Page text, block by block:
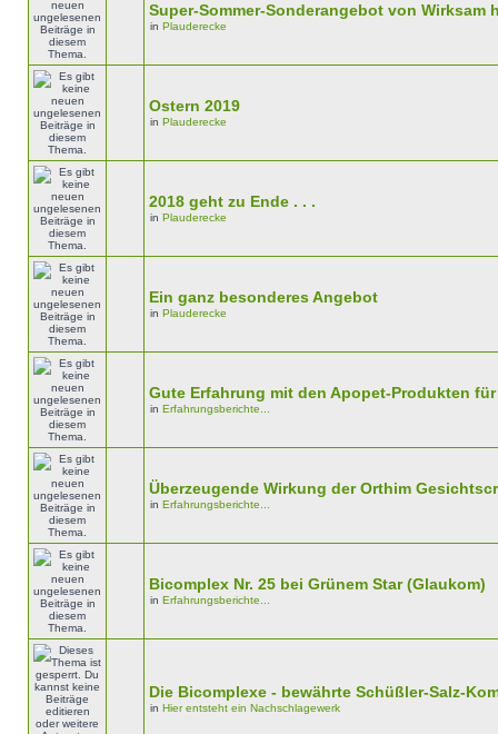
Super-Sommer-Sonderangebot von Wirksam
in Plauderecke
Ostern 2019
in Plauderecke
2018 geht zu Ende . . .
in Plauderecke
Ein ganz besonderes Angebot
in Plauderecke
Gute Erfahrung mit den Apopet-Produkten
in Erfahrungsberichte...
Überzeugende Wirkung der Orthim
in Erfahrungsberichte...
Bicomplex Nr. 25 bei Grünem Star (Glaukom)
in Erfahrungsberichte...
Die Bicomplexe - bewährte Schüßler-Salz-
in Hier entsteht ein Nachschlagewerk